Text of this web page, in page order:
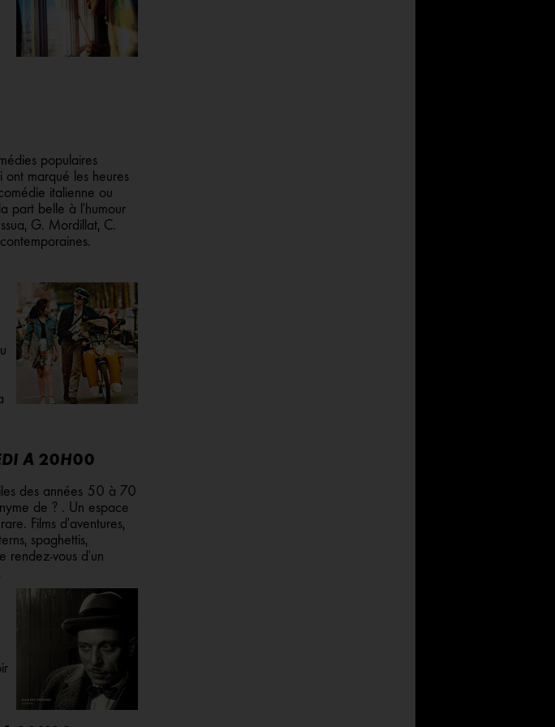
populaires
marqué les heures
italienne ou
part belle à l'humour
G. Mordillat, C.
À 20H00
des années 50 à 70
de ? . Un espace
Films d'aventures,
spaghettis,
rendez-vous d'un